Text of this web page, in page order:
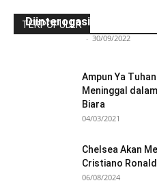
TERPOPULER
Diinterogasi Aparat
- 30/09/2022
Ampun Ya
Meninggal
Biara
04/03/2021
Chelsea Akan
Cristiano
06/08/2024